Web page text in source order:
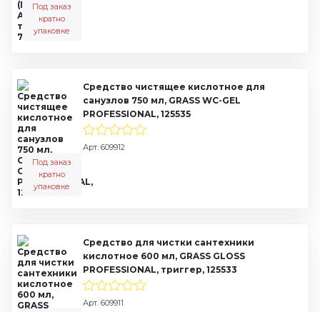
Под заказ
кратно
упаковке
Средство чистящее кислотное для
санузлов 750 мл, GRASS WC-GEL
PROFESSIONAL, 125535
Арт. 609912
Под заказ
кратно
упаковке
Средство для чистки сантехники
кислотное 600 мл, GRASS GLOSS
PROFESSIONAL, триггер, 125533
Арт. 609911